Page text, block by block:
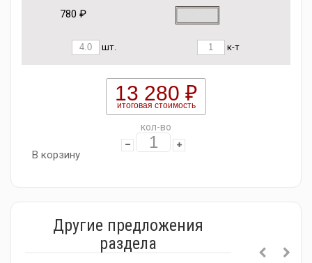
780 ₽
шт. к-т
13 280 ₽
итоговая стоимость
кол-во
В корзину
Другие предложения
раздела